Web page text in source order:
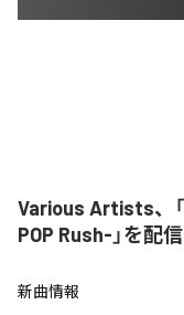
Various Artists、「
POP Rush-」を配
新曲情報